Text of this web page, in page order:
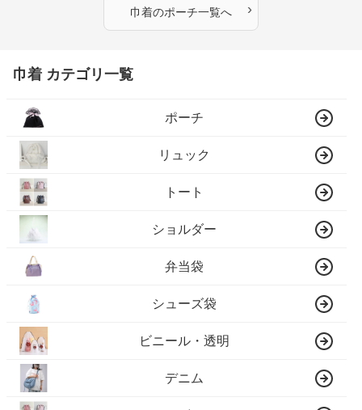
巾着のポーチ一覧へ ›
巾着 カテゴリ一覧
ポーチ
リュック
トート
ショルダー
弁当袋
シューズ袋
ビニール・透明
デニム